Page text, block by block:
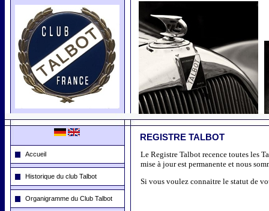
Accueil
Historique du club Talbot
Organigramme du Club Talbot
Le Registre Talbot recence toutes les
mise à jour est permanente et nous
Si vous voulez connaitre le statut de
REGISTRE TALBOT